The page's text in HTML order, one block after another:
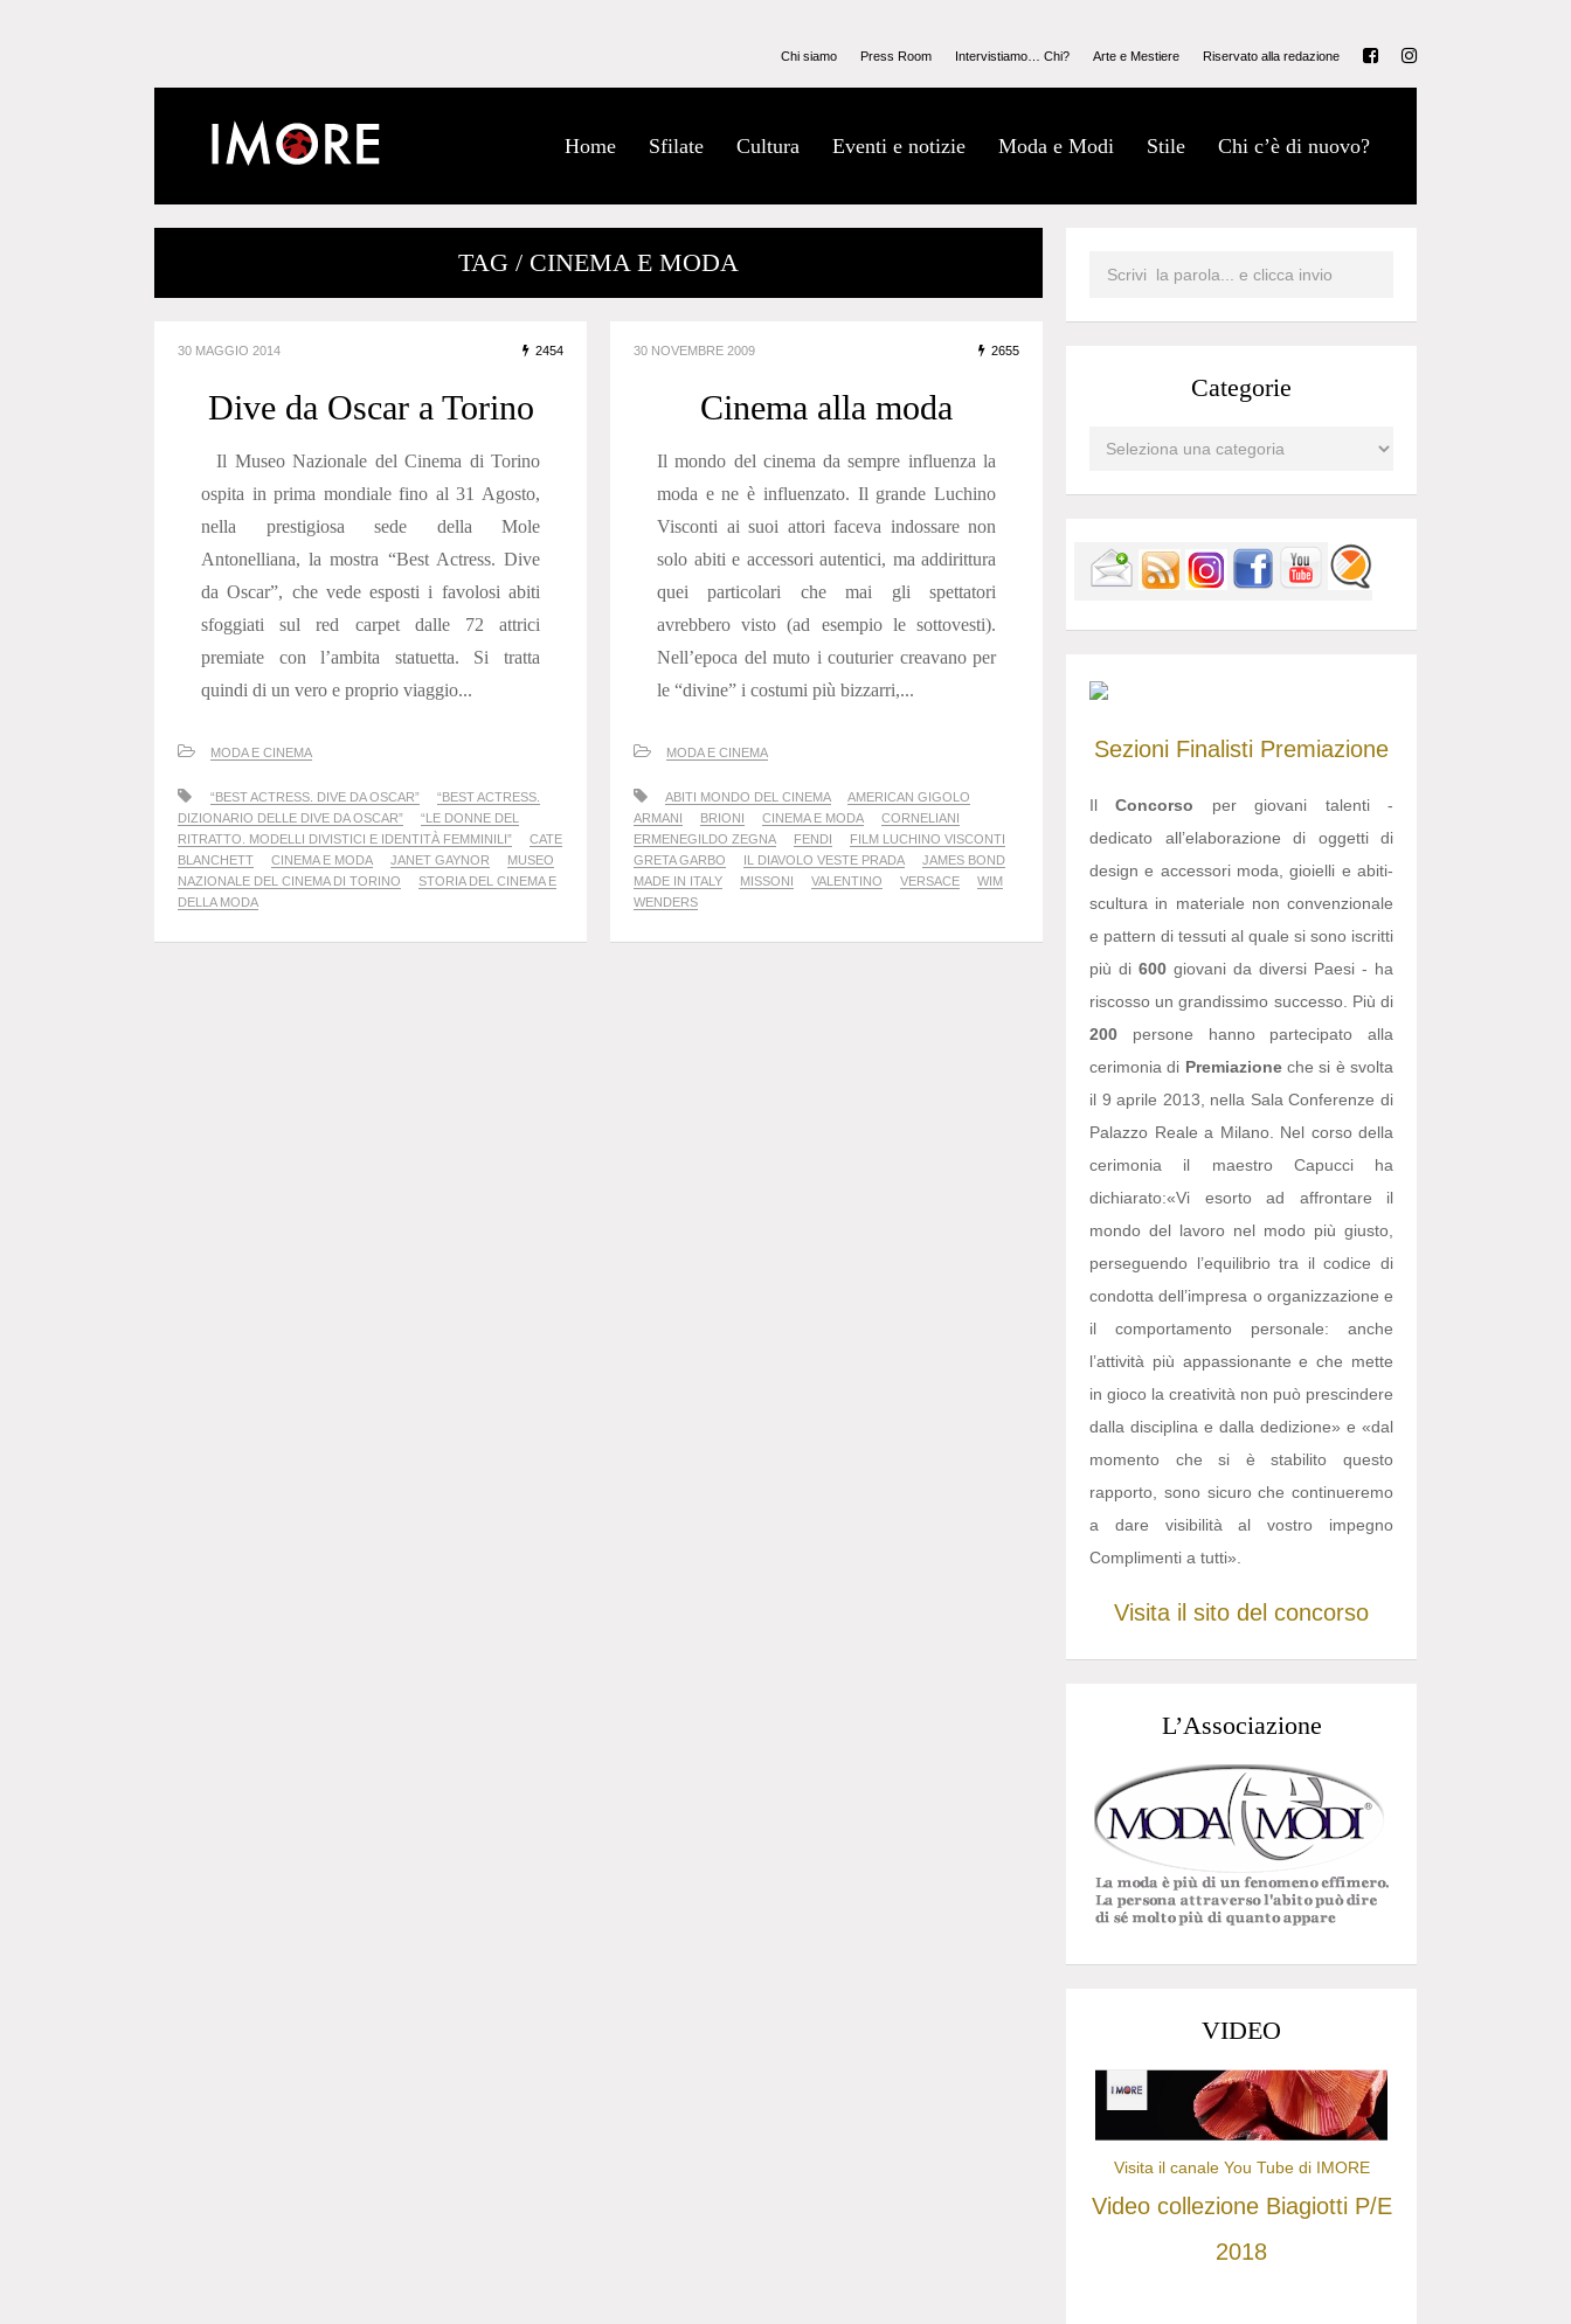
Chi siamo Press Room Intervistiamo… Chi? Arte e Mestiere Riservato alla redazione
Home Sfilate Cultura Eventi e notizie Moda e Modi Stile Chi c’è di nuovo?
TAG / CINEMA E MODA
30 MAGGIO 2014 2454
Dive da Oscar a Torino
Il Museo Nazionale del Cinema di Torino
ospita in prima mondiale fino al 31 Agosto,
nella prestigiosa sede della Mole
Antonelliana, la mostra “Best Actress. Dive
da Oscar”, che vede esposti i favolosi abiti
sfoggiati sul red carpet dalle 72 attrici
premiate con l’ambita statuetta. Si tratta
quindi di un vero e proprio viaggio...
MODA E CINEMA
“BEST ACTRESS. DIVE DA OSCAR”
“BEST ACTRESS.
DIZIONARIO DELLE DIVE DA OSCAR”
“LE DONNE DEL
RITRATTO. MODELLI DIVISTICI E IDENTITÀ FEMMINILI”
CATE
BLANCHETT
CINEMA E MODA JANET GAYNOR
MUSEO
NAZIONALE DEL CINEMA DI TORINO
STORIA DEL CINEMA E
DELLA MODA
30 NOVEMBRE 2009 2655
Cinema alla moda
Il mondo del cinema da sempre influenza la
moda e ne è influenzato. Il grande Luchino
Visconti ai suoi attori faceva indossare non
solo abiti e accessori autentici, ma addirittura
quei particolari che mai gli spettatori
avrebbero visto (ad esempio le sottovesti).
Nell’epoca del muto i couturier creavano per
le “divine” i costumi più bizzarri,...
MODA E CINEMA
ABITI MONDO DEL CINEMA
AMERICAN GIGOLO
ARMANI
BRIONI CINEMA E MODA
CORNELIANI
ERMENEGILDO ZEGNA
FENDI
FILM LUCHINO VISCONTI
GRETA GARBO
IL DIAVOLO VESTE PRADA
JAMES BOND
MADE IN ITALY
MISSONI VALENTINO VERSACE
WIM
WENDERS
Categorie
Sezioni Finalisti Premiazione
IlConcorso per giovani talenti -
dedicato all’elaborazione di oggetti di
design e accessori moda, gioielli e abiti-
scultura in materiale non convenzionale
e pattern di tessuti al quale si sono iscritti
più di 600 giovani da diversi Paesi - ha
riscosso un grandissimo successo. Più di
200 persone hanno partecipato alla
cerimonia di Premiazioneche si è svolta
il 9 aprile 2013, nella Sala Conferenze di
Palazzo Reale a Milano. Nel corso della
cerimonia il maestro Capucci ha
dichiarato:«Vi esorto ad affrontare il
mondo del lavoro nel modo più giusto,
perseguendo l’equilibrio tra il codice di
condotta dell’impresa o organizzazione e
il comportamento personale: anche
l’attività più appassionante e che mette
in gioco la creatività non può prescindere
dalla disciplina e dalla dedizione» e «dal
momento che si è stabilito questo
rapporto, sono sicuro che continueremo
a dare visibilità al vostro impegno
Complimenti a tutti».
Visita il sito del concorso
L’Associazione
VIDEO
Visita il canale You Tube di IMORE
Video collezione Biagiotti P/E
2018